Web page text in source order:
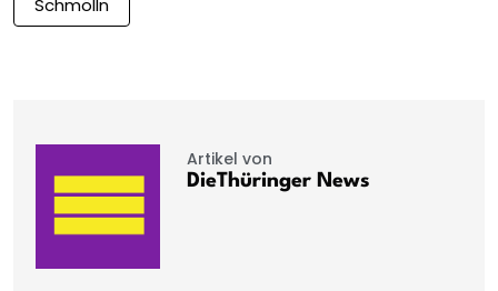
Schmölln
Artikel von
DieThüringer News